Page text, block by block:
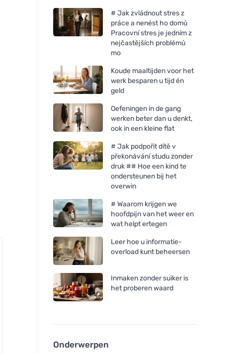
# Jak zvládnout stres z
práce a nenést ho domů
Pracovní stres je jedním z
nejčastějších problémů
mo
Koude maaltijden voor het
werk besparen u tijd én
geld
Oefeningen in de gang
werken beter dan u denkt,
ook in een kleine flat
# Jak podpořit dítě v
překonávání studu zonder
druk ## Hoe een kind te
ondersteunen bij het
overwin
# Waarom krijgen we
hoofdpijn van het weer en
wat helpt ertegen
Leer hoe u informatie-
overload kunt beheersen
Inmaken zonder suiker is
het proberen waard
Onderwerpen